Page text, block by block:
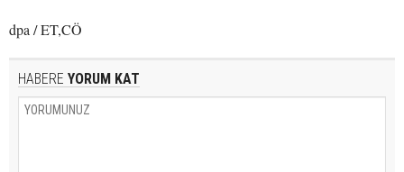
dpa / ET,CÖ
HABERE YORUM KAT